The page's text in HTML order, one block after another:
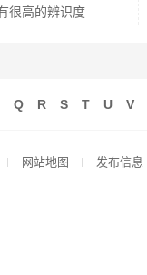
很高的辨识度
Q R S T U V
网站地图 发布信息